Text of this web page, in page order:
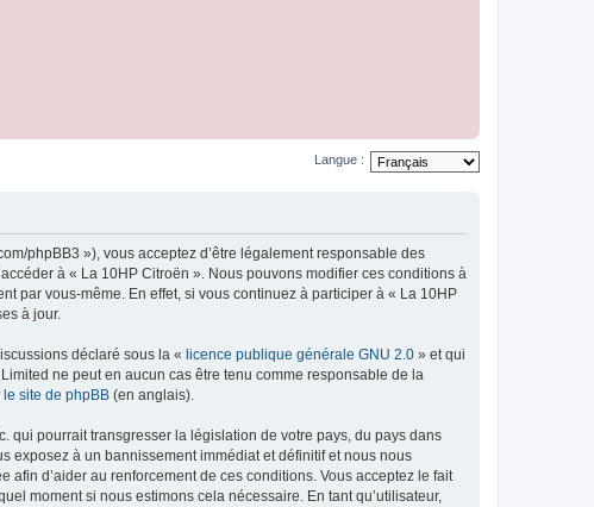
Langue :
phpBB3 »), vous acceptez d’être légalement responsable des
à « La 10HP Citroën ». Nous pouvons modifier ces conditions à
par vous-même. En effet, si vous continuez à participer à « La 10HP
à jour.
déclaré sous la « licence publique générale GNU 2.0 » et qui
ne peut en aucun cas être tenu comme responsable de la
le site de phpBB (en anglais).
qui pourrait transgresser la législation de votre pays, du pays dans
exposez à un bannissement immédiat et définitif et nous nous
afin d’aider au renforcement de ces conditions. Vous acceptez le fait
moment si nous estimons cela nécessaire. En tant qu’utilisateur,